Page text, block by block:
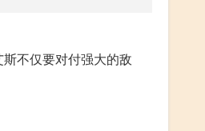
不仅要对付强大的敌